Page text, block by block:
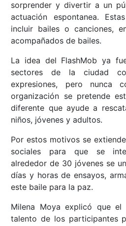
sorprender y divertir a un
actuación espontanea.
incluir bailes o canciones,
acompañados de bailes.
La idea del FlashMob ya
sectores de la ciudad
expresiones, pero nunca
organización se pretende
diferente que ayude a
niños, jóvenes y adultos.
Por estos motivos se
sociales para que se
alrededor de 30 jóvenes se
días y horas de ensayos,
este baile para la paz.
Milena Moya explicó que
talento de los participantes